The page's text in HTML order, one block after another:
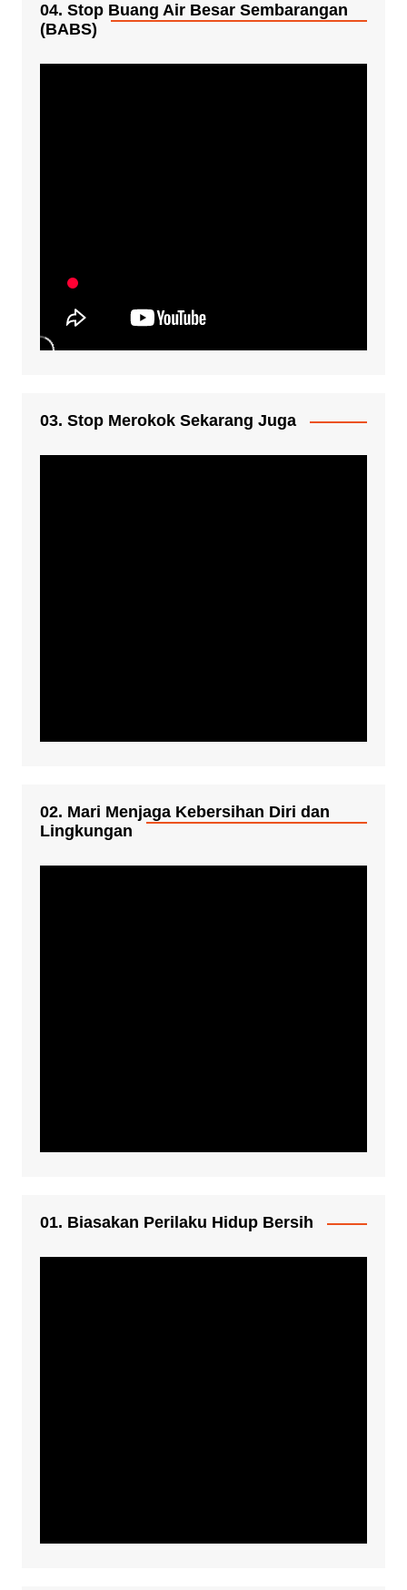
04. Stop Buang Air Besar Sembarangan
(BABS)
03. Stop Merokok Sekarang Juga
02. Mari Menjaga Kebersihan Diri dan
Lingkungan
01. Biasakan Perilaku Hidup Bersih